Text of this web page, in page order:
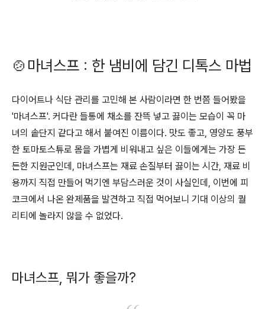
🍲마녀스프 : 한 냄비에 담긴 디톡스 마법
다이어트나 식단 관리를 고민해 본 사람이라면 한 번쯤 들어봤을
'마녀스프'. 커다란 들통에 채소를 잔뜩 넣고 끓이는 모습이 꼭 마
녀의 솥단지 같다고 해서 붙여진 이름이다. 맛도 좋고, 영양도 풍부
한 토마토스튜로 몸을 가볍게 비워내고 싶은 이들에게는 가장 든
든한 지원군인데, 마녀스프는 재료 손질부터 끓이는 시간, 재료 비
용까지 직접 만들어 먹기엔 부담스러운 것이 사실인데, 이번에 피
코크에서 나온 완제품을 발견하고 직접 먹어보니 기대 이상의 퀄
리티에 놀라지 않을 수 없었다.
마녀스프, 뭐가 좋을까?